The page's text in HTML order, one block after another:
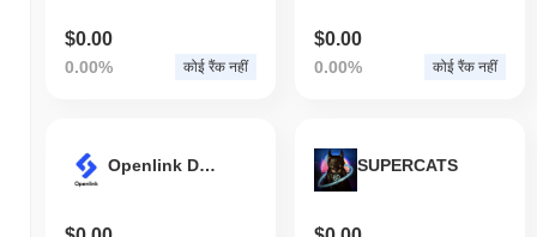
$0.00
0.00% कोई रैंक नहीं
$0.00
0.00% कोई रैंक नहीं
Openlink DAO SUPERCATS